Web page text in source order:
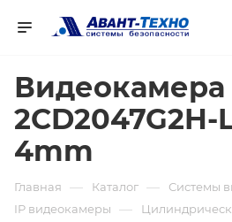
Видеокамера
2CD2047G2H-
4mm
Главная — Каталог — Системы
IP видеокамеры —